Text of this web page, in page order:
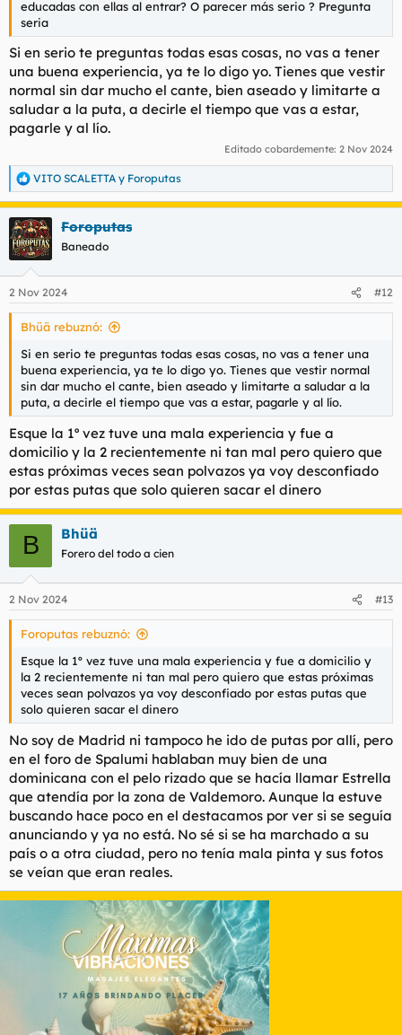
educadas con ellas al entrar? O parecer más serio ? Pregunta
seria
Si en serio te preguntas todas esas cosas, no vas a tener
una buena experiencia, ya te lo digo yo. Tienes que vestir
normal sin dar mucho el cante, bien aseado y limitarte a
saludar a la puta, a decirle el tiempo que vas a estar,
pagarle y al lío.
Editado cobardemente: 2 Nov 2024
R
e
a
c
c
i
e
s
VITO SCALETTA y Foroputas
Foroputas
Baneado
2 Nov 2024 #12
Bhüä rebuznó:
Si en serio te preguntas todas esas cosas, no vas a tener una
buena experiencia, ya te lo digo yo. Tienes que vestir normal
sin dar mucho el cante, bien aseado y limitarte a saludar a la
puta, a decirle el tiempo que vas a estar, pagarle y al lío.
Esque la 1º vez tuve una mala experiencia y fue a
domicilio y la 2 recientemente ni tan mal pero quiero que
estas próximas veces sean polvazos ya voy desconfiado
por estas putas que solo quieren sacar el dinero
B Bhüä
Forero del todo a cien
2 Nov 2024 #13
Foroputas rebuznó:
Esque la 1º vez tuve una mala experiencia y fue a domicilio y
la 2 recientemente ni tan mal pero quiero que estas próximas
veces sean polvazos ya voy desconfiado por estas putas que
solo quieren sacar el dinero
No soy de Madrid ni tampoco he ido de putas por allí, pero
en el foro de Spalumi hablaban muy bien de una
dominicana con el pelo rizado que se hacía llamar Estrella
que atendía por la zona de Valdemoro. Aunque la estuve
buscando hace poco en el destacamos por ver si se seguía
anunciando y ya no está. No sé si se ha marchado a su
país o a otra ciudad, pero no tenía mala pinta y sus fotos
se veían que eran reales.